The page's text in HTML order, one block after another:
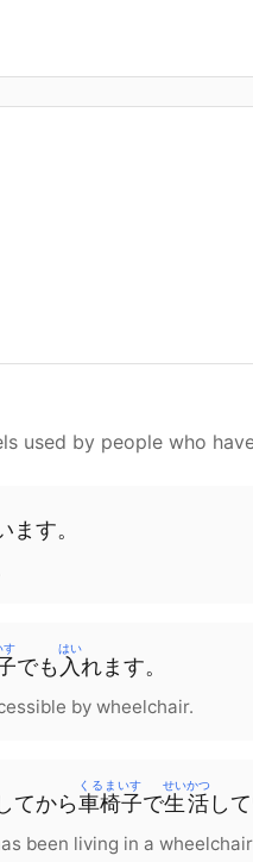
used by people who
ます。
す
でも 入
はい
れます。
by wheelchair.
てから車椅子
くるまいす
で生活
せいかつ
し
been living in a